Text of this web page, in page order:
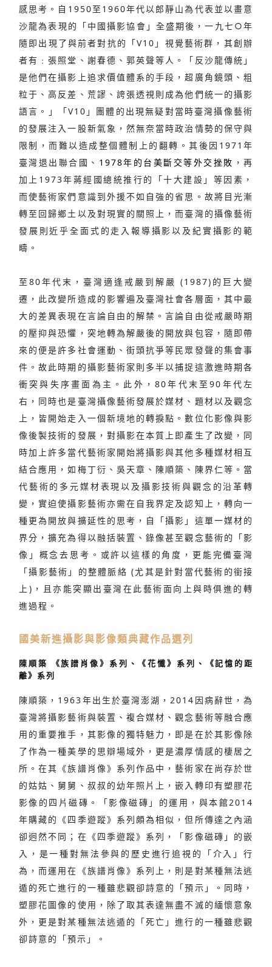
感思考。自1950至1960年代以郎靜山為代表並以畫意
沙龍為表現的「中國攝影協會」全盛期後，一九七○年
隨即出現了與前者對抗的「V10」視覺藝術群，其創辦
者有﹕張照堂、謝春德、郭英聲等人。「反沙龍傳統」
是他們在攝影上追求價值體系的手段，超廣角鏡頭、粗
粒于、高反差、荒謬、誇張透視則成為他們統一的攝影
語言。」「V10」團體的出現無疑對當時臺灣攝像藝術
的發展注入一股新氣象，然無奈當時政治情勢的保守與
限制，而難以造成整個體制上的翻轉。其後因1971年
臺灣退出聯合國、 1978年的台美斷交等外交挫敗 ，再
加上1973年蔣經國總統推行的「十大建設」等因素，
而使藝術家們意識到外援不如自強的省思。故將目光漸
轉至回歸鄉土以及對現實的關照上，而臺灣的攝像藝術
發展則近乎全面式的走入報導攝影以及紀實攝影的範
疇。
至80年代末，臺灣適逢戒嚴到解嚴 (1987)的巨大變
遷，此改變所造成的影響遍及臺灣社會各層面，其中最
大的差異表現在言論自由的解禁。言論自由從戒嚴時期
的壓抑與恐懼，突地轉為解嚴後的開放與包容，隨即帶
來的便是許多社會運動、街頭抗爭等民眾發聲的集會事
件。故此時期的攝影藝術家則多半以捕捉這激進時期各
衝突與失序畫面為主。此外，80年代末至90年代左
右，同時也是臺灣攝像藝術發展於媒材、題材以及觀念
上，皆開始走入一個新境地的轉捩點。數位化影像與影
像後製技術的發展，對攝影在本質上即產生了改變，同
時加上許多當代藝術家開始將攝影與其他多種媒材相互
結合應用，如梅丁衍、吳天章、陳順築、陳界仁等。當
代藝術的多元媒材表現以及攝影技術與觀念的沿革轉
變，實迫使攝影藝術亦需在自我界定及認知上，轉向一
種更為開放與擴延性的思考，自「攝影」這單一媒材的
界分，擴充為得以融括裝置、錄像甚至觀念藝術的「影
像」概念去思考。或許以這樣的角度，更能完備臺灣
「攝影藝術」的整體脈絡 (尤其是針對當代藝術的銜接
上)，且亦能突顯出臺灣在此藝術面向上與時俱進的轉
進過程。
國美新進攝影與影像類典藏作品選列
陳順築 《族譜肖像》系列、《花懺》系列、《記憶的距
離》系列
陳順築，1963年出生於臺灣澎湖，2014因病辭世，為
臺灣將攝影藝術與裝置、複合媒材、觀念藝術等融合應
用的重要推手，其影像的獨特魅力，即是在於其影像除
了作為一種美學的思辯場域外，更是濃厚情感的棲居之
所。在其《族譜肖像》系列作品中，藝術家在尚存於世
的姑姑、舅舅、叔叔的幼年照片上，嵌入轉印有塑膠花
影像的四片磁磚。「影像磁磚」的運用，與本館2014
年購藏的《四季遊蹤》系列頗為相似，但所傳達之內涵
卻迥然不同；在《四季遊蹤》系列，「影像磁磚」的嵌
入，是一種對無法參與的歷史進行追視的「介入」行
為，而運用在《族譜肖像》系列上，則是對某種無法逃
遁的死亡進行的一種雖悲觀卻詩意的「預示」。同時，
塑膠花圖像的使用，除了取其表達無盡不滅的緬懷意象
外，更是對某種無法逃遁的「死亡」進行的一種雖悲觀
卻詩意的「預示」。